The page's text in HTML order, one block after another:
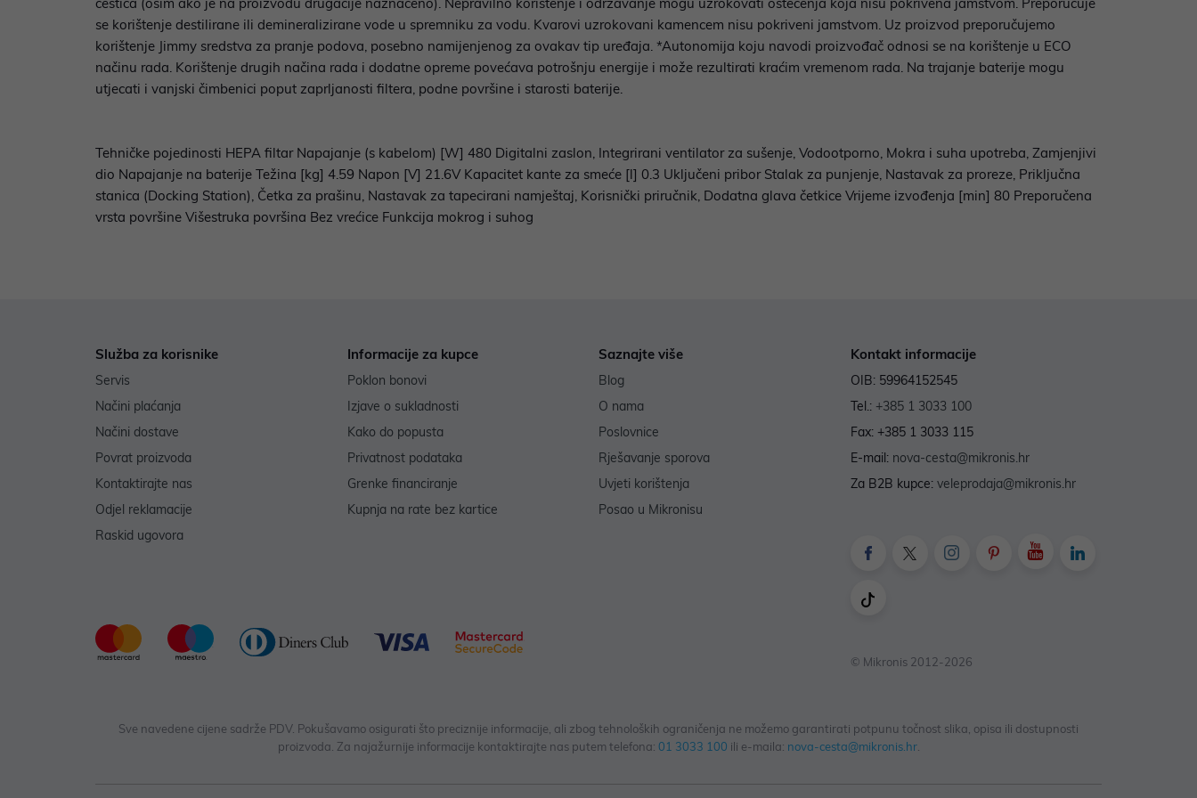
čestica (osim ako je na proizvodu drugačije naznačeno). Nepravilno korištenje i održavanje mogu uzrokovati oštećenja koja nisu pokrivena jamstvom. Preporučuje
se korištenje destilirane ili demineralizirane vode u spremniku za vodu. Kvarovi uzrokovani kamencem nisu pokriveni jamstvom. Uz proizvod preporučujemo
korištenje Jimmy sredstva za pranje podova, posebno namijenjenog za ovakav tip uređaja. *Autonomija koju navodi proizvođač odnosi se na korištenje u ECO
načinu rada. Korištenje drugih načina rada i dodatne opreme povećava potrošnju energije i može rezultirati kraćim vremenom rada. Na trajanje baterije mogu
utjecati i vanjski čimbenici poput zaprljanosti filtera, podne površine i starosti baterije.
Tehničke pojedinosti HEPA filtar Napajanje (s kabelom) [W] 480 Digitalni zaslon, Integrirani ventilator za sušenje, Vodootporno, Mokra i suha upotreba, Zamjenjivi
dio Napajanje na baterije Težina [kg] 4.59 Napon [V] 21.6V Kapacitet kante za smeće [l] 0.3 Uključeni pribor Stalak za punjenje, Nastavak za proreze, Priključna
stanica (Docking Station), Četka za prašinu, Nastavak za tapecirani namještaj, Korisnički priručnik, Dodatna glava četkice Vrijeme izvođenja [min] 80 Preporučena
vrsta površine Višestruka površina Bez vrećice Funkcija mokrog i suhog
Služba za korisnike
Servis
Načini plaćanja
Načini dostave
Povrat proizvoda
Kontaktirajte nas
Odjel reklamacije
Raskid ugovora
Informacije za kupce
Poklon bonovi
Izjave o sukladnosti
Kako do popusta
Privatnost podataka
Grenke financiranje
Kupnja na rate bez kartice
Saznajte više
Blog
O nama
Poslovnice
Rješavanje sporova
Uvjeti korištenja
Posao u Mikronisu
Kontakt informacije
OIB: 59964152545
Tel.: +385 1 3033 100
Fax: +385 1 3033 115
E-mail: nova-cesta@mikronis.hr
Za B2B kupce: veleprodaja@mikronis.hr
© Mikronis 2012-2026
Sve navedene cijene sadrže PDV. Pokušavamo osigurati što preciznije informacije, ali zbog tehnoloških ograničenja ne možemo garantirati potpunu točnost slika, opisa ili dostupnosti
proizvoda. Za najažurnije informacije kontaktirajte nas putem telefona: 01 3033 100 ili e-maila: nova-cesta@mikronis.hr.